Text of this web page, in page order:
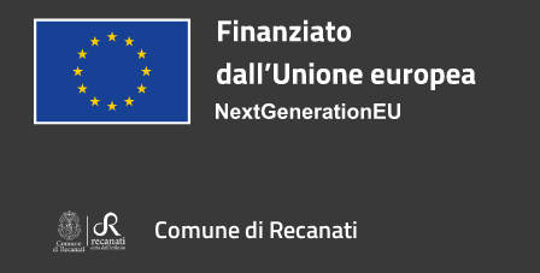
Comune di Recanati